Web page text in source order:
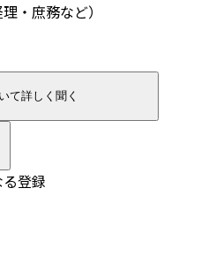
・庶務など）
て詳しく聞く
登録